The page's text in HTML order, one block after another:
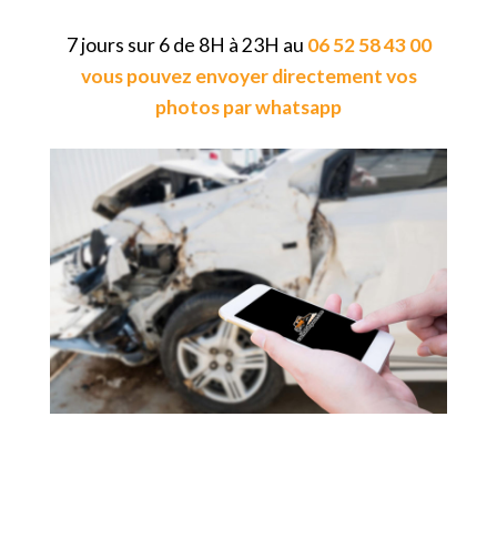
7 jours sur 6 de 8H à 23H au 06 52 58 43 00
vous pouvez envoyer directement vos
photos par whatsapp